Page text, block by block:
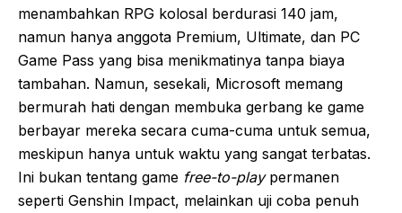
menambahkan RPG kolosal berdurasi 140 jam,
namun hanya anggota Premium, Ultimate, dan PC
Game Pass yang bisa menikmatinya tanpa biaya
tambahan. Namun, sesekali, Microsoft memang
bermurah hati dengan membuka gerbang ke game
berbayar mereka secara cuma-cuma untuk semua,
meskipun hanya untuk waktu yang sangat terbatas.
Ini bukan tentang game free-to-playpermanen
seperti Genshin Impact, melainkan uji coba penuh